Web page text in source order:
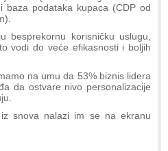
baza podataka kupaca (CDP od
besprekornu korisničku uslugu,
vodi do veće efikasnosti i boljih
na umu da 53% biznis lidera
da ostvare nivo personalizacije
snova nalazi im se na ekranu